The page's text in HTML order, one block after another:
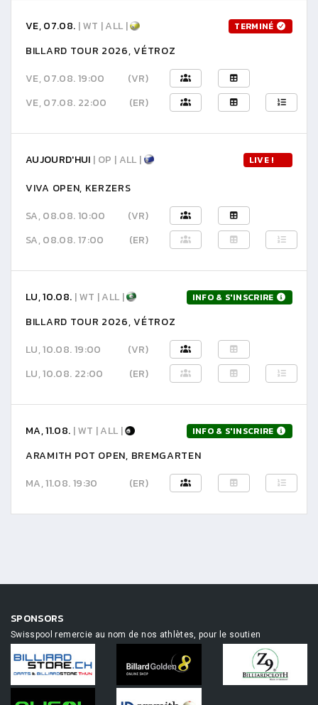
VE, 07.08. | WT | ALL | TERMINÉ
BILLARD TOUR 2026, VÉTROZ
VE, 07.08. 19:00
(VR)
VE, 07.08. 22:00
(ER)
AUJOURD'HUI | OP | ALL | LIVE !
VIVA OPEN, KERZERS
SA, 08.08. 10:00
(VR)
SA, 08.08. 17:00
(ER)
LU, 10.08. | WT | ALL | INFO & S'INSCRIRE
BILLARD TOUR 2026, VÉTROZ
LU, 10.08. 19:00
(VR)
LU, 10.08. 22:00
(ER)
MA, 11.08. | WT | ALL | INFO & S'INSCRIRE
ARAMITH POT OPEN, BREMGARTEN
MA, 11.08. 19:30
(ER)
SPONSORS
Swisspool remercie au nom de nos athlètes, pour le soutien